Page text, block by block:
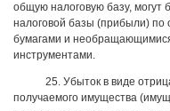
общую налоговую базу,
налоговой базы (прибыли)
бумагами и
инструментами.
25. Убыток в виде
получаемого имущества